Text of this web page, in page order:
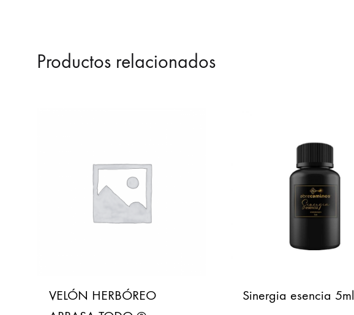
Productos relacionados
VELÓN HERBÓREO
Sinergia esencia 5ml